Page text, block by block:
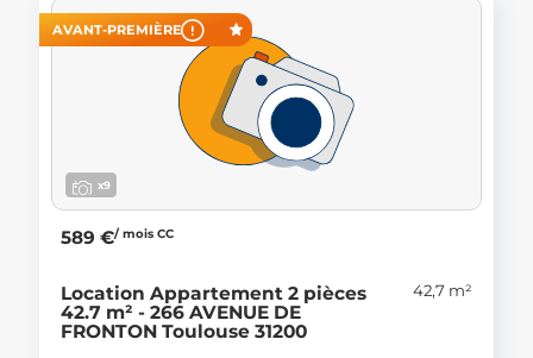
AVANT-PREMIÈRE
x9
589 €/ mois CC
Location Appartement 2 pièces
42.7 m² - 266 AVENUE DE
FRONTON Toulouse 31200
42,7 m²